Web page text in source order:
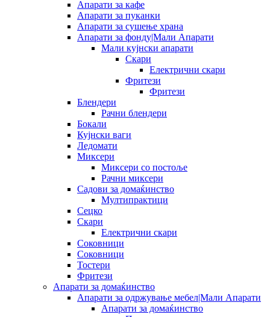
Апарати за кафе
Апарати за пуканки
Апарати за сушење храна
Апарати за фонду|Мали Апарати
Мали кујнски апарати
Скари
Електрични скари
Фритези
Фритези
Блендери
Рачни блендери
Бокали
Кујнски ваги
Ледомати
Миксери
Миксери со постоље
Рачни миксери
Садови за домаќинство
Мултипрактици
Сецко
Скари
Електрични скари
Соковници
Соковници
Тостери
Фритези
Апарати за домаќинство
Апарати за одржување мебел|Мали Апарати
Апарати за домаќинство